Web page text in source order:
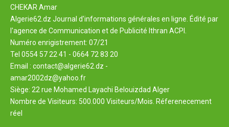
CHEKAR Amar
Algerie62.dz Journal d'informations générales en ligne. Édité par
l'agence de Communication et de Publicité Ithran ACPI.
Numéro enrigistrement: 07/21
Tel 0554 57 22 41 - 0664 72 83 20
Email : contact@algerie62.dz -
amar2002dz@yahoo.fr
Siège: 22 rue Mohamed Layachi Belouizdad Alger
Nombre de Visiteurs: 500.000 Visiteurs/Mois. Réferenecement
réel